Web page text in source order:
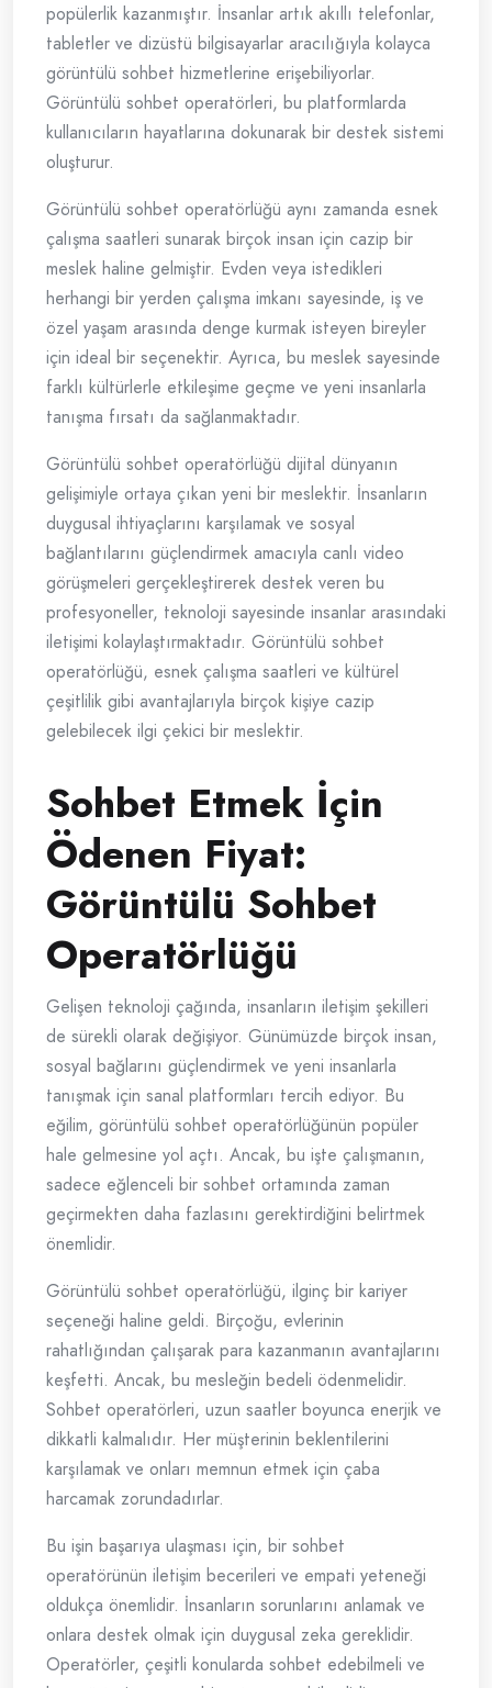
popülerlik kazanmıştır. İnsanlar artık akıllı telefonlar,
tabletler ve dizüstü bilgisayarlar aracılığıyla kolayca
görüntülü sohbet hizmetlerine erişebiliyorlar.
Görüntülü sohbet operatörleri, bu platformlarda
kullanıcıların hayatlarına dokunarak bir destek sistemi
oluşturur.
Görüntülü sohbet operatörlüğü aynı zamanda esnek
çalışma saatleri sunarak birçok insan için cazip bir
meslek haline gelmiştir. Evden veya istedikleri
herhangi bir yerden çalışma imkanı sayesinde, iş ve
özel yaşam arasında denge kurmak isteyen bireyler
için ideal bir seçenektir. Ayrıca, bu meslek sayesinde
farklı kültürlerle etkileşime geçme ve yeni insanlarla
tanışma fırsatı da sağlanmaktadır.
Görüntülü sohbet operatörlüğü dijital dünyanın
gelişimiyle ortaya çıkan yeni bir meslektir. İnsanların
duygusal ihtiyaçlarını karşılamak ve sosyal
bağlantılarını güçlendirmek amacıyla canlı video
görüşmeleri gerçekleştirerek destek veren bu
profesyoneller, teknoloji sayesinde insanlar arasındaki
iletişimi kolaylaştırmaktadır. Görüntülü sohbet
operatörlüğü, esnek çalışma saatleri ve kültürel
çeşitlilik gibi avantajlarıyla birçok kişiye cazip
gelebilecek ilgi çekici bir meslektir.
Sohbet Etmek İçin
Ödenen Fiyat:
Görüntülü Sohbet
Operatörlüğü
Gelişen teknoloji çağında, insanların iletişim şekilleri
de sürekli olarak değişiyor. Günümüzde birçok insan,
sosyal bağlarını güçlendirmek ve yeni insanlarla
tanışmak için sanal platformları tercih ediyor. Bu
eğilim, görüntülü sohbet operatörlüğünün popüler
hale gelmesine yol açtı. Ancak, bu işte çalışmanın,
sadece eğlenceli bir sohbet ortamında zaman
geçirmekten daha fazlasını gerektirdiğini belirtmek
önemlidir.
Görüntülü sohbet operatörlüğü, ilginç bir kariyer
seçeneği haline geldi. Birçoğu, evlerinin
rahatlığından çalışarak para kazanmanın avantajlarını
keşfetti. Ancak, bu mesleğin bedeli ödenmelidir.
Sohbet operatörleri, uzun saatler boyunca enerjik ve
dikkatli kalmalıdır. Her müşterinin beklentilerini
karşılamak ve onları memnun etmek için çaba
harcamak zorundadırlar.
Bu işin başarıya ulaşması için, bir sohbet
operatörünün iletişim becerileri ve empati yeteneği
oldukça önemlidir. İnsanların sorunlarını anlamak ve
onlara destek olmak için duygusal zeka gereklidir.
Operatörler, çeşitli konularda sohbet edebilmeli ve